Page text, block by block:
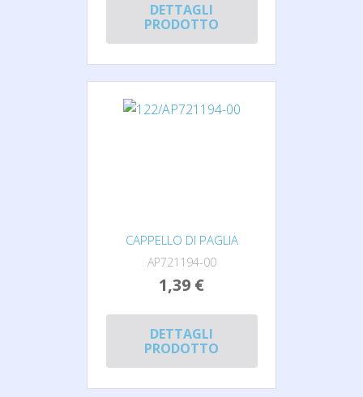
DETTAGLI
PRODOTTO
CAPPELLO DI PAGLIA
AP721194-00
1,39 €
DETTAGLI
PRODOTTO